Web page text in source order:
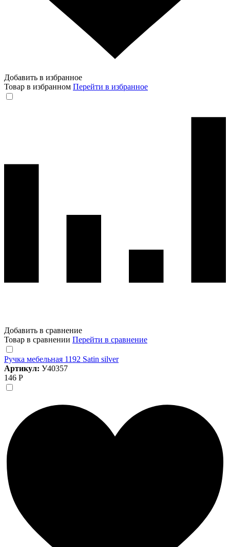
Добавить в избранное
Товар в избранном Перейти в избранное
Добавить в сравнение
Товар в сравнении Перейти в сравнение
Ручка мебельная 1192 Satin silver
Артикул: У40357
146 Р